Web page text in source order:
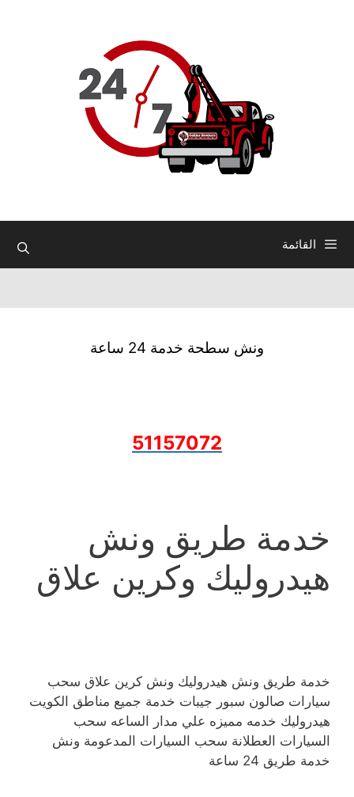
القائمة
ونش سطحة خدمة 24 ساعة
51157072
خدمة طريق ونش
هيدروليك وكرين علاق
خدمة طريق ونش هيدروليك ونش كرين علاق سحب
سيارات صالون سبور جيبات خدمة جميع مناطق الكويت
هيدروليك خدمه مميزه علي مدار الساعه سحب
السيارات العطلانة سحب السيارات المدعومة ونش
خدمة طريق 24 ساعة